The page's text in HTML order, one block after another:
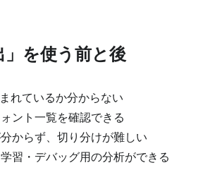
」を使う前と後
れているか分からない
ント一覧を確認できる
からず、切り分けが難しい
習・デバッグ用の分析ができる